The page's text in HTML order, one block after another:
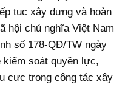
tục xây dựng và hoàn
hội chủ nghĩa Việt Nam
số 178-QĐ/TW ngày
kiểm soát quyền lực,
cực trong công tác xây